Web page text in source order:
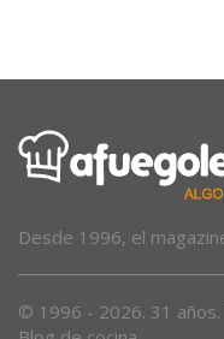
Desde 1996, el
© 1996 - 2026. 31